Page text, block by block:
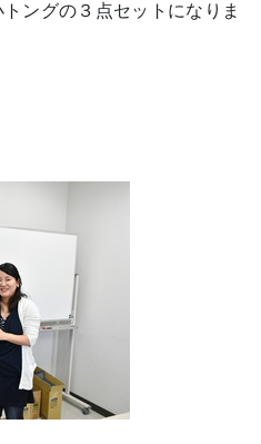
ングの３点セットになりま